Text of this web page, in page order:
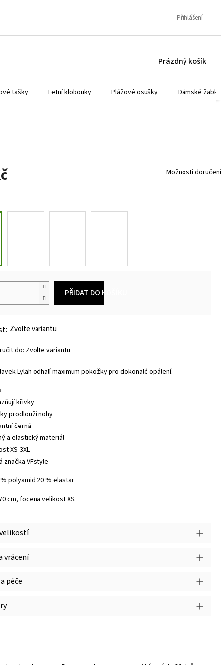
Přihlášení
NÁKUPNÍ
Prázdný košík
tašky Letní klobouky Plážové osušky
Dámské žabky
Zvolte variantu
do: Zvolte variantu
Možnosti doručení
PŘIDAT DO KOŠÍKU
vrácení
péče
Lylah odhalí maximum pokožky pro dokonalé opálení.
křivky
prodlouží nohy
černá
a elastický materiál
XS-3XL
značka VFstyle
polyamid 20 % elastan
cm, focena velikost XS.